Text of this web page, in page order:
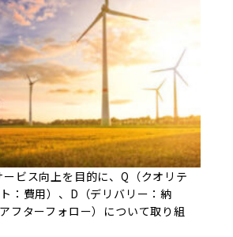
ビス向上を目的に、Q（クオリテ
：費用）、D（デリバリー：納
フターフォロー）について取り組